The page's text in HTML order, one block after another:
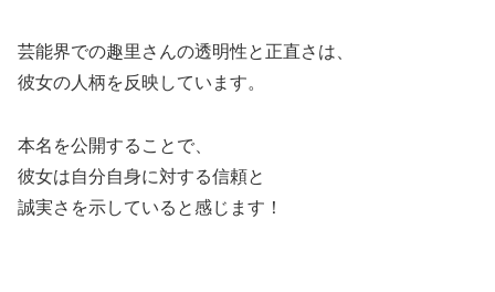
芸能界での趣里さんの透明性と正直さは、
彼女の人柄を反映しています。
本名を公開することで、
彼女は自分自身に対する信頼と
誠実さを示していると感じます！